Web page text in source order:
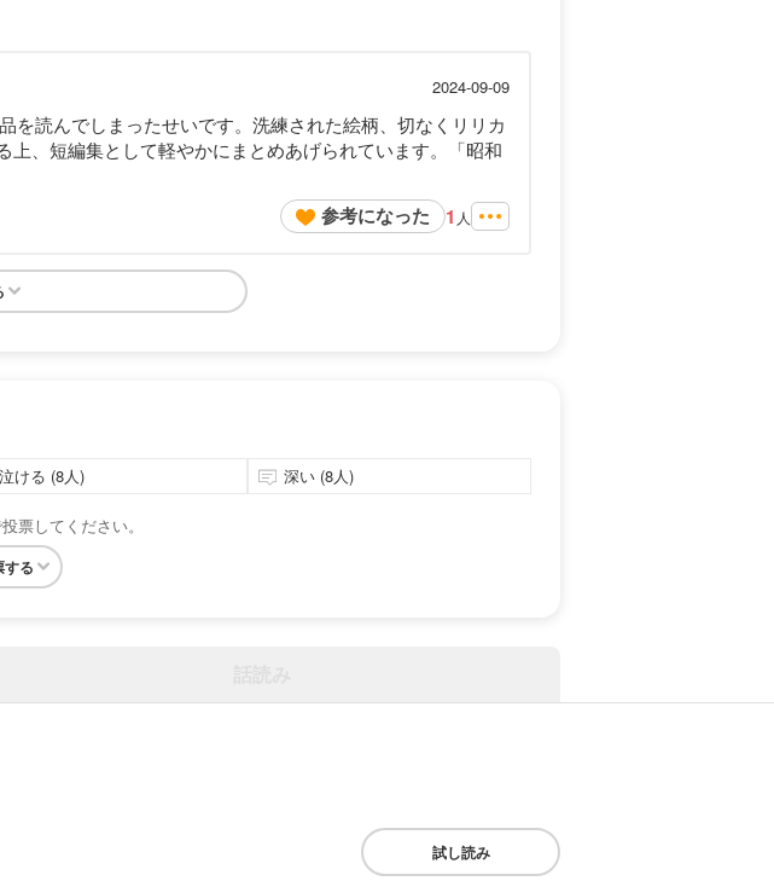
2024-09-09
を読んでしまったせいです。洗練された絵柄、切なくリリカ
、短編集として軽やかにまとめあげられています。「昭和
参考になった 1 人
泣ける (8人) 深い (8人)
票してください。
る
試し読み